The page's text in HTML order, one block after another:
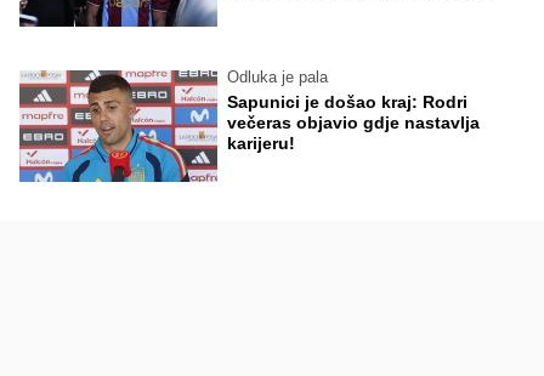
Odluka je pala
Sapunici je došao kraj: Rodri
večeras objavio gdje nastavlja
karijeru!